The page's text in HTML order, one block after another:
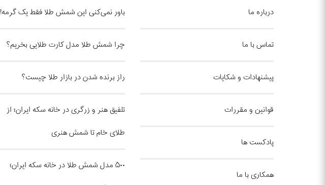
درباره ما
تماس با ما
پیشنهادات و شکایات
قوانین و مقررات
پادکست ها
همکاری با ما
باور نمی‌کنی این شمش طلا فقط یک گرمه!
چرا شمش طلا مدل کارت طلایی بخریم؟
راز برنده شدن در بازار طلا چیست؟
تلفیق هنر و زرگری در خانه سکه ایران؛ از
طلای خام تا شمش هنری
۵۰۰ مدل شمش طلا در خانه سکه ایران؛